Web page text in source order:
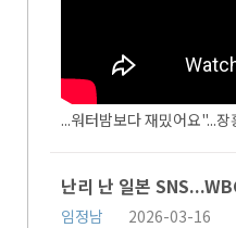
...워터밤보다 재밌어요"...
난리 난 일본
임정남 2026-03-16